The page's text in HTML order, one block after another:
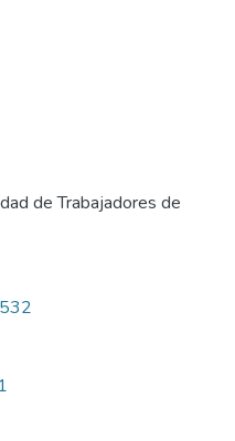
de Trabajadores de